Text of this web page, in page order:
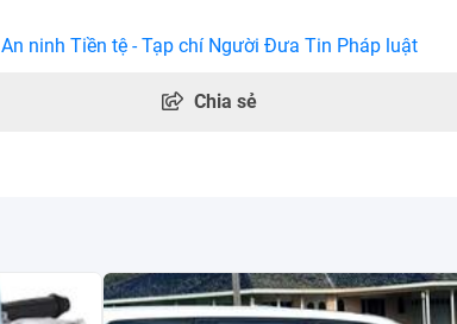
An ninh Tiền tệ - Tạp chí Người Đưa Tin Pháp luật
Chia sẻ